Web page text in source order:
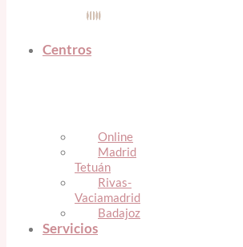
Centros
Online
Madrid
Tetuán
Rivas-
Vaciamadrid
Badajoz
Servicios